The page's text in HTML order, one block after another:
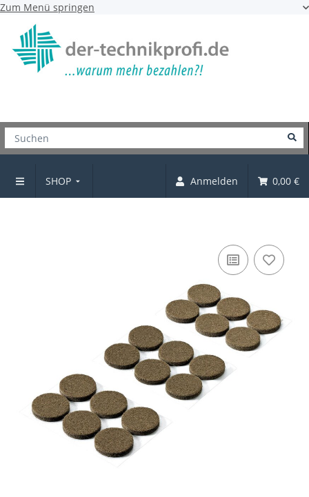
Zum Menü springen
SHOP Anmelden 0,00 €
Filzgleiter